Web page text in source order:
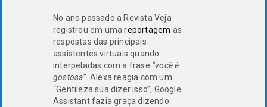
No ano passado a Revista Veja
registrou em umareportagem as
respostas das principais
assistentes virtuais quando
interpeladas com a frase “você é
gostosa”. Alexa reagia com um
“Gentileza sua dizer isso”, Google
Assistant fazia graça dizendo